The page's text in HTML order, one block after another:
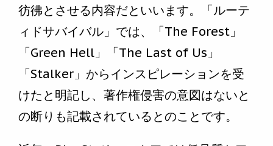
彷彿とさせる内容だといいます。「ルーテ
ィドサバイバル」では、「The Forest」
「Green Hell」「The Last of Us」
「Stalker」からインスピレーションを受
けたと明記し、著作権侵害の意図はないと
の断りも記載されているとのことです。